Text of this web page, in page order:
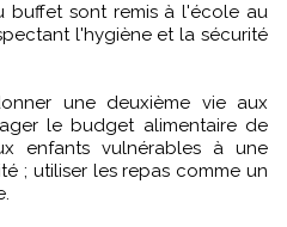
buffet sont remis à l'école au
l'hygiène et la sécurité
une deuxième vie aux
le budget alimentaire de
enfants vulnérables à une
; utiliser les repas comme un